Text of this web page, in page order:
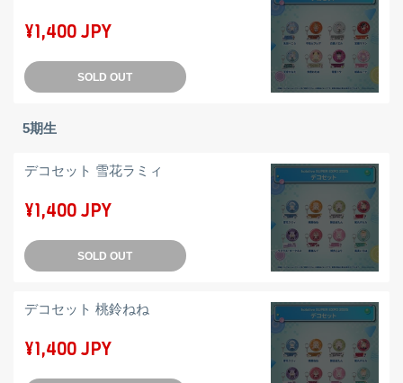
¥1,400 JPY
SOLD OUT
5期生
デコセット 雪花ラミィ
¥1,400 JPY
SOLD OUT
デコセット 桃鈴ねね
¥1,400 JPY